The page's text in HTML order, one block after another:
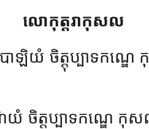
លោកុត្តរាកុសល
ឡិយំ ចិត្តុប្បាទកណ្ឌេ
ចិត្តុប្បាទកណ្ឌេ កុសល